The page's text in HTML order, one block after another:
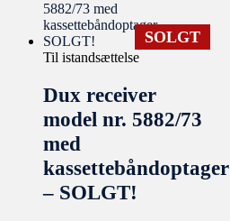
SOLGT
Til istandsættelse
Dux receiver
model nr. 5882/73
med
kassettebåndoptager
– SOLGT!